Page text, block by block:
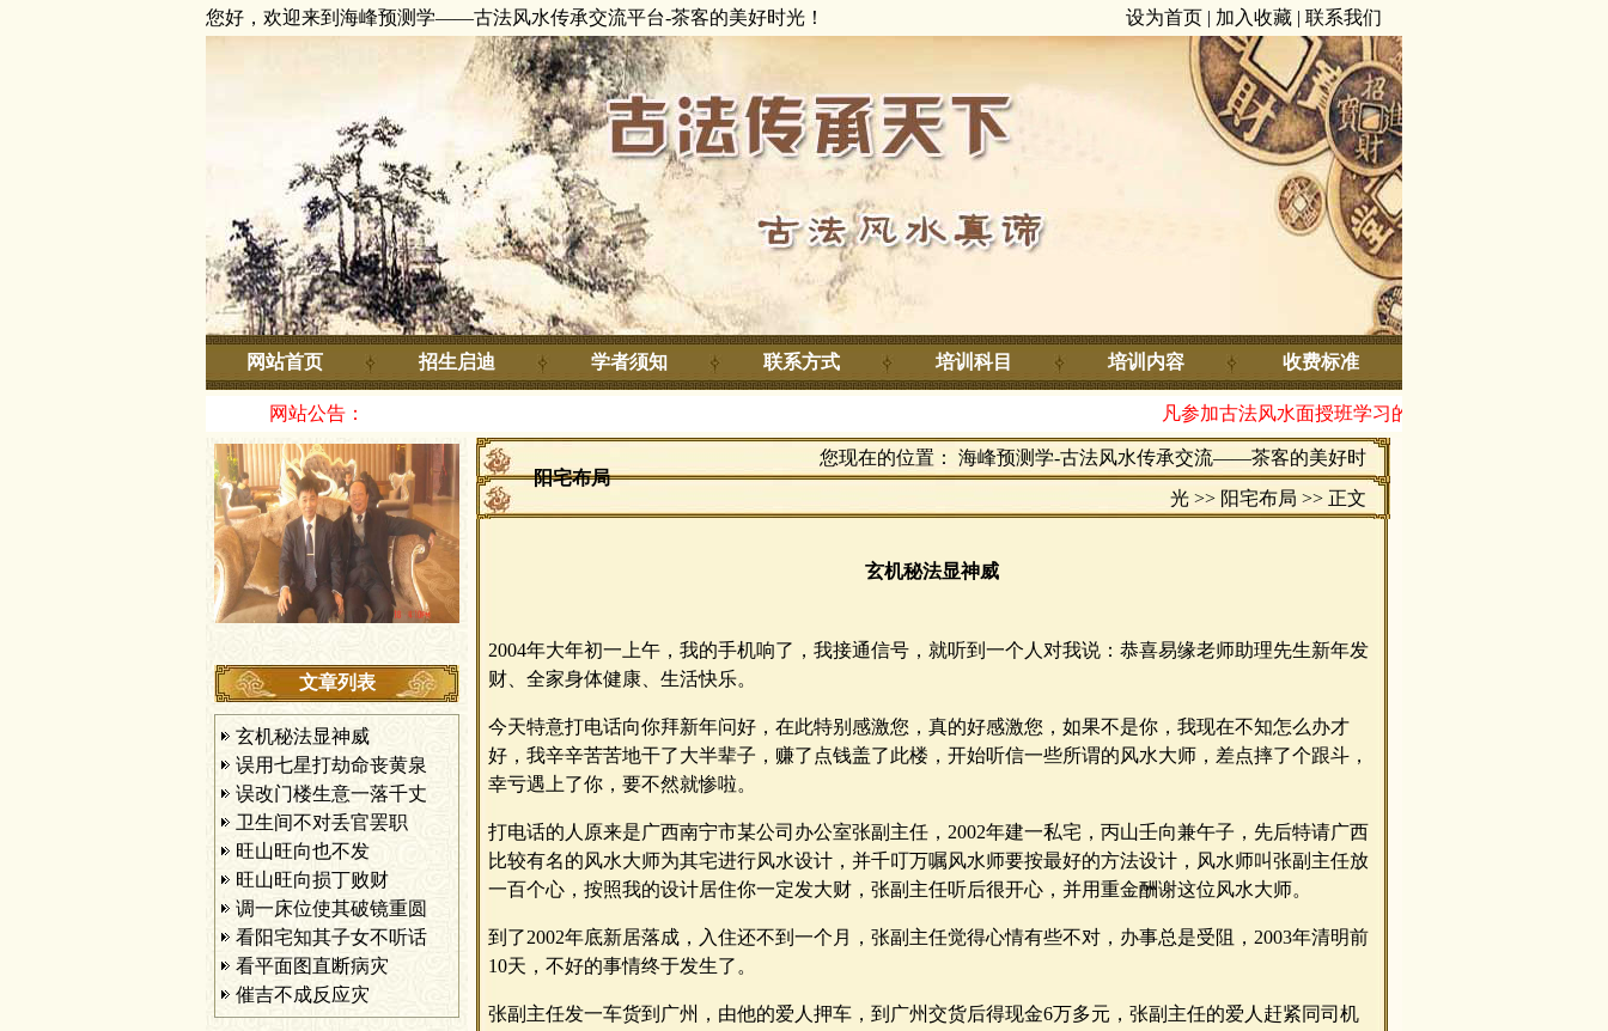
您好，欢迎来到海峰预测学——古法风水传承交流平台-茶客的美好时光！ 设为首页 | 加入收藏 | 联系我们
网站首页 招生启迪 学者须知 联系方式 培训科目 培训内容 收费标准
网站公告： 凡参加古法风水面授班学习的学员全部由邓海峰老师
文章列表
玄机秘法显神威
误用七星打劫命丧黄泉
误改门楼生意一落千丈
卫生间不对丢官罢职
旺山旺向也不发
旺山旺向损丁败财
调一床位使其破镜重圆
看阳宅知其子女不听话
看平面图直断病灾
催吉不成反应灾
阳宅布局
您现在的位置： 海峰预测学-古法风水传承交流——茶客的美好时
光 >> 阳宅布局 >> 正文
玄机秘法显神威
2004年大年初一上午，我的手机响了，我接通信号，就听到一个人对我说：恭喜易缘老师助理先生新年发
财、全家身体健康、生活快乐。
今天特意打电话向你拜新年问好，在此特别感激您，真的好感激您，如果不是你，我现在不知怎么办才
好，我辛辛苦苦地干了大半辈子，赚了点钱盖了此楼，开始听信一些所谓的风水大师，差点摔了个跟斗，
幸亏遇上了你，要不然就惨啦。
打电话的人原来是广西南宁市某公司办公室张副主任，2002年建一私宅，丙山壬向兼午子，先后特请广西
比较有名的风水大师为其宅进行风水设计，并千叮万嘱风水师要按最好的方法设计，风水师叫张副主任放
一百个心，按照我的设计居住你一定发大财，张副主任听后很开心，并用重金酬谢这位风水大师。
到了2002年底新居落成，入住还不到一个月，张副主任觉得心情有些不对，办事总是受阻，2003年清明前
10天，不好的事情终于发生了。
张副主任发一车货到广州，由他的爱人押车，到广州交货后得现金6万多元，张副主任的爱人赶紧同司机